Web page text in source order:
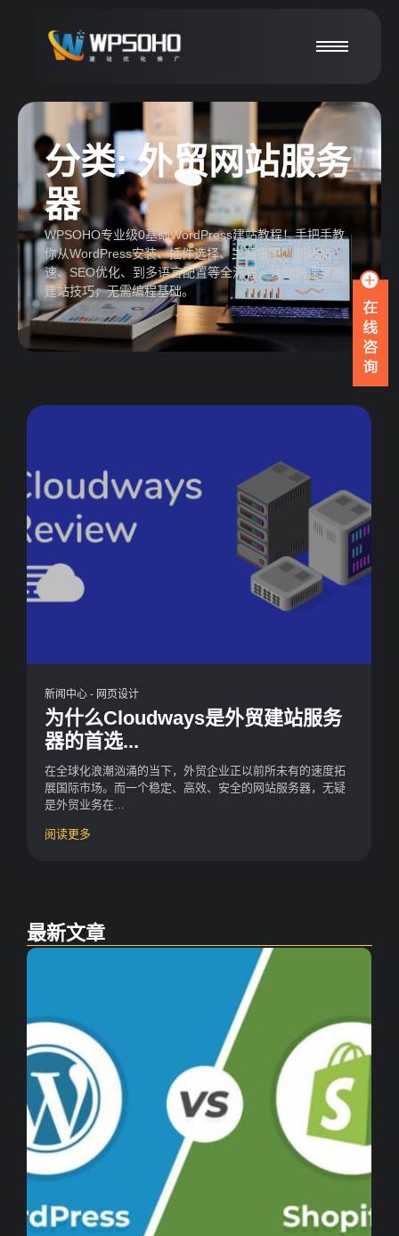
分类:外贸网站服务
器
WPSOHO专业级0基础WordPress建站教程！手把手教
你从WordPress安装、插件选择、主题搭配、网站加
速、SEO优化、到多语言配置等全流程，让你快速掌握
建站技巧，无需编程基础。
新闻中心 - 网页设计
为什么Cloudways是外贸建站服务
器的首选...
在全球化浪潮汹涌的当下，外贸企业正以前所未有的速度拓
展国际市场。而一个稳定、高效、安全的网站服务器，无疑
是外贸业务在...
阅读更多
最新文章